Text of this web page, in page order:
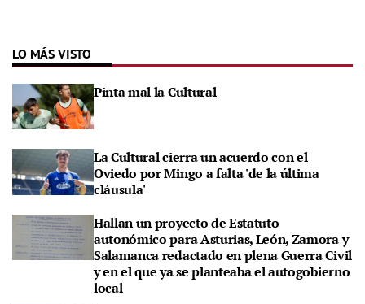
LO MÁS VISTO
Pinta mal la Cultural
La Cultural cierra un acuerdo con el
Oviedo por Mingo a falta 'de la última
cláusula'
Hallan un proyecto de Estatuto
autonómico para Asturias, León, Zamora y
Salamanca redactado en plena Guerra Civil
y en el que ya se planteaba el autogobierno
local